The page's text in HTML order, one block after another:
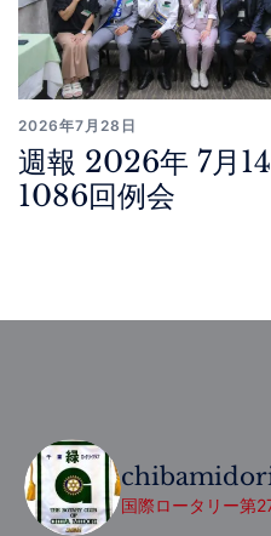
2026年7月28日
週報 2026年 7月
1086回例会
国際ロータリー第